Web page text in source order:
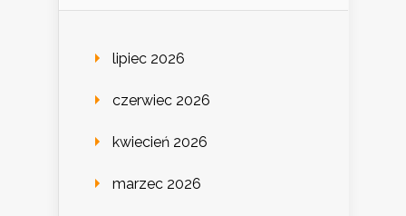
lipiec 2026
czerwiec 2026
kwiecień 2026
marzec 2026